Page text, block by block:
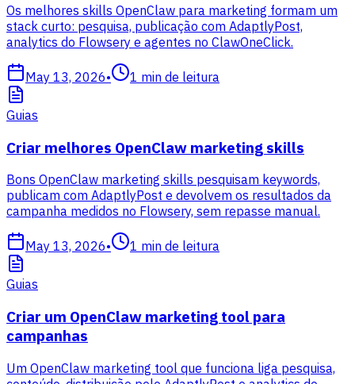
Os melhores skills OpenClaw para marketing formam um
stack curto: pesquisa, publicação com AdaptlyPost,
analytics do Flowsery e agentes no ClawOneClick.
May 13, 2026• 1 min de leitura
Guias
Criar melhores OpenClaw marketing skills
Bons OpenClaw marketing skills pesquisam keywords,
publicam com AdaptlyPost e devolvem os resultados da
campanha medidos no Flowsery, sem repasse manual.
May 13, 2026• 1 min de leitura
Guias
Criar um OpenClaw marketing tool para
campanhas
Um OpenClaw marketing tool que funciona liga pesquisa,